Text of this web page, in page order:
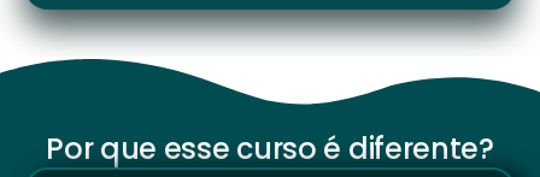
Por que esse curso é diferente?